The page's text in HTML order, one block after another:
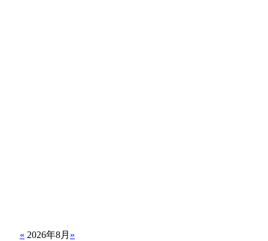
« 2026年8月 »